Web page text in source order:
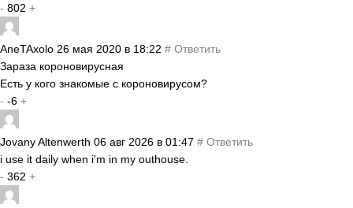
- 802 +
AneTAxolo 26 мая 2020 в 18:22 # Ответить
Зараза короновирусная
Есть у кого знакомые с короновирусом?
- -6 +
Jovany Altenwerth 06 авг 2026 в 01:47 # Ответить
i use it daily when i'm in my outhouse.
- 362 +